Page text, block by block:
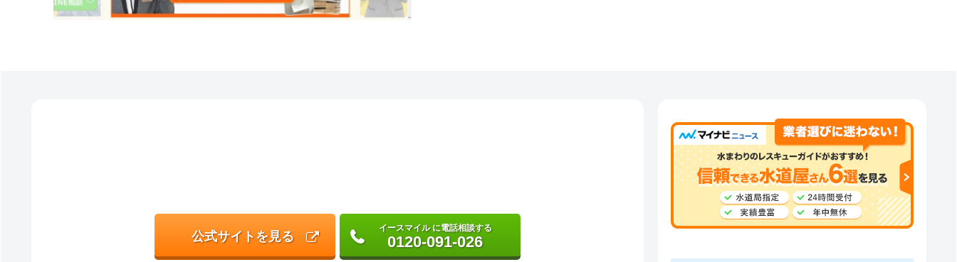
公式サイトを見る
イースマイル に電話相談する
0120-091-026